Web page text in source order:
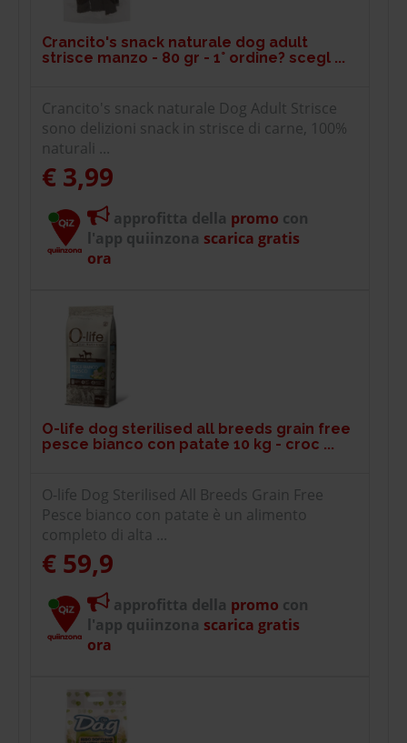
Crancito's snack naturale dog adult
strisce manzo - 80 gr - 1° ordine? scegl ...
Crancito's snack naturale Dog Adult Strisce
sono delizioni snack in strisce di carne, 100%
naturali ...
€ 3,99
approfitta della promo con
l'app quiinzona scarica gratis
ora
O-life dog sterilised all breeds grain free
pesce bianco con patate 10 kg - croc ...
O-life Dog Sterilised All Breeds Grain Free
Pesce bianco con patate è un alimento
completo di alta ...
€ 59,9
approfitta della promo con
l'app quiinzona scarica gratis
ora